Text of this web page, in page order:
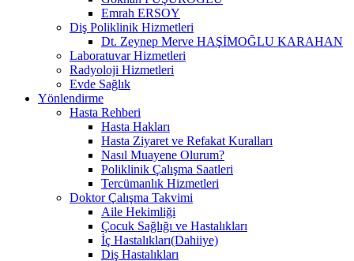
Emrah ERSOY
Diş Poliklinik Hizmetleri
Dt. Zeynep Merve HAŞİMOĞLU KARAHAN
Laboratuvar Hizmetleri
Radyoloji Hizmetleri
Evde Sağlık
Yönlendirme
Hasta Rehberi
Hasta Hakları
Hasta Ziyaret ve Refakat Kuralları
Nasıl Muayene Olurum?
Poliklinik Çalışma Saatleri
Tercümanlık Hizmetleri
Doktor Çalışma Takvimi
Aile Hekimliği
Çocuk Sağlığı ve Hastalıkları
İç Hastalıkları(Dahiiye)
Diş Hastalıkları